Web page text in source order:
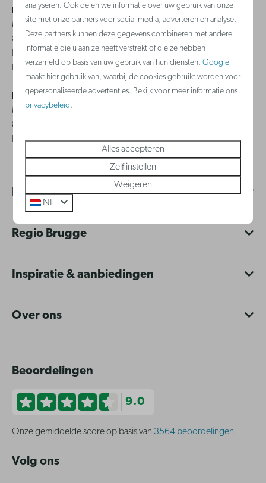
Holiday Suites International BV
Monnikenwerve 17-19
8000 - Brugge
BE 0644.384.658
BE 93.0017.7382.6367
Holiday Suites CVBA
Monnikenwerve 17-19
8000 - Brugge
BE 0834.230.286
Belgische kust
Regio Brugge
Inspiratie & aanbiedingen
Over ons
Beoordelingen
9.0
Onze gemiddelde score op basis van 3564 beoordelingen
Volg ons
analyseren. Ook delen we informatie over uw gebruik van onze
site met onze partners voor social media, adverteren en analyse.
Deze partners kunnen deze gegevens combineren met andere
informatie die u aan ze heeft verstrekt of die ze hebben
verzameld op basis van uw gebruik van hun diensten.Google
maakt hier gebruik van, waarbij de cookies gebruikt worden voor
gepersonaliseerde advertenties. Bekijk voor meer informatie ons
privacybeleid.
Alles accepteren
Zelf instellen
Weigeren
NL